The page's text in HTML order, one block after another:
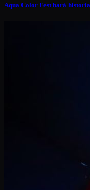
Aqua Color Fest hará